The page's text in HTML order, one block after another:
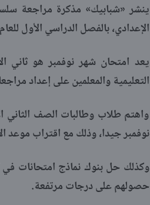
ينشر «شبابيك» مذكرة مراجعة
الإعدادي، بالفصل الدراسي الأول للعام 2025 2026.
يعد امتحان شهر نوفمبر هو ثاني
التعليمية والمعلمين على إعداد
واهتم طلاب وطالبات الصف الثاني
نوفمبر جيدا، وذلك مع اقتراب موعد
وكذلك حل بنوك نماذج امتحانات في
حصولهم على درجات مرتفعة.